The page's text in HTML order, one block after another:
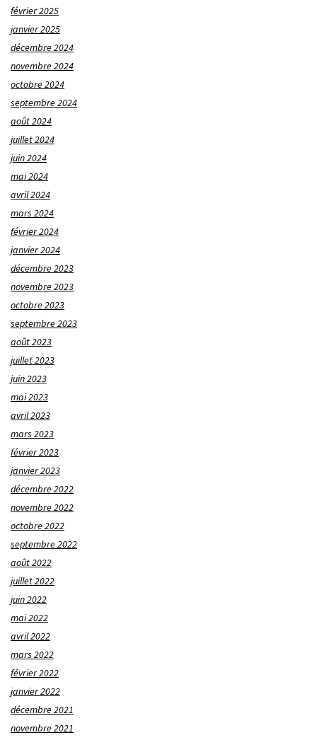
février 2025
janvier 2025
décembre 2024
novembre 2024
octobre 2024
septembre 2024
août 2024
juillet 2024
juin 2024
mai 2024
avril 2024
mars 2024
février 2024
janvier 2024
décembre 2023
novembre 2023
octobre 2023
septembre 2023
août 2023
juillet 2023
juin 2023
mai 2023
avril 2023
mars 2023
février 2023
janvier 2023
décembre 2022
novembre 2022
octobre 2022
septembre 2022
août 2022
juillet 2022
juin 2022
mai 2022
avril 2022
mars 2022
février 2022
janvier 2022
décembre 2021
novembre 2021